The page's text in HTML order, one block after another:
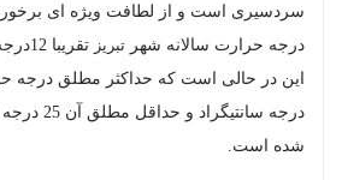
سردسیری است و از لطافت ویژه ای
درجه حرارت سالانه شهر تبریز
درجه
شده است.